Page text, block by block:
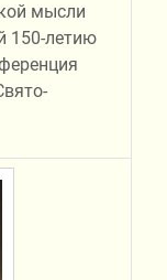
мысли
150-летию